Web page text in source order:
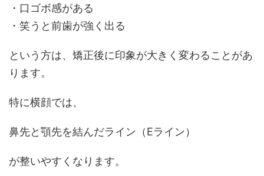
・口ゴボ感がある
・笑うと前歯が強く出る
という方は、矯正後に印象が大きく変わることがあ
ります。
特に横顔では、
鼻先と顎先を結んだライン（Eライン）
が整いやすくなります。